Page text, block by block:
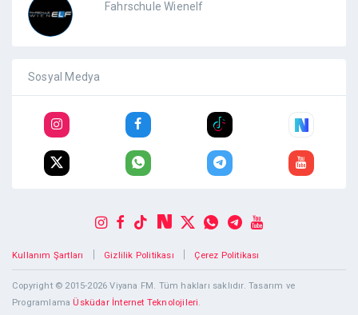
Fahrschule Wienelf
Sosyal Medya
Kullanım Şartları Gizlilik Politikası Çerez Politikası
Copyright © 2015-2026 Viyana FM. Tüm hakları saklıdır. Tasarım ve
Programlama Üsküdar İnternet Teknolojileri.